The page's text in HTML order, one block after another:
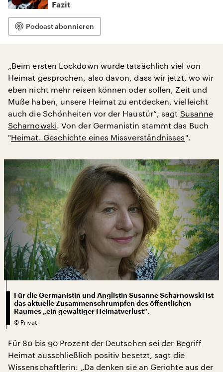
Fazit
Podcast abonnieren
„Beim ersten Lockdown wurde tatsächlich viel von
Heimat gesprochen, also davon, dass wir jetzt, wo wir
eben nicht mehr reisen können oder sollen, Zeit und
Muße haben, unsere Heimat zu entdecken, vielleicht
auch die Schönheiten vor der Haustür“, sagt Susanne
Scharnowski. Von der Germanistin stammt das Buch
"Heimat. Geschichte eines Missverständnisses".
Für die Germanistin und Anglistin Susanne Scharnowski ist
das aktuelle Zusammenschrumpfen des öffentlichen
Raumes „ein gewaltiger Heimatverlust“.
© Privat
Für 80 bis 90 Prozent der Deutschen sei der Begriff
Heimat ausschließlich positiv besetzt, sagt die
Wissenschaftlerin: „Da denken sie an Gerichte aus der